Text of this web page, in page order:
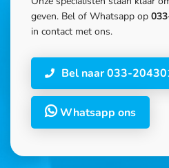
geven. Bel of Whatsapp op
in contact met ons.
Bel naar 033-
Whatsapp ons